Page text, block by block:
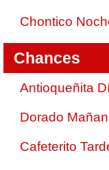
Chontico
Chances
Antioqueñita
Dorado
Cafeterito